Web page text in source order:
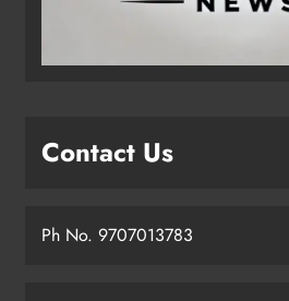
Contact Us
Ph No. 9707013783